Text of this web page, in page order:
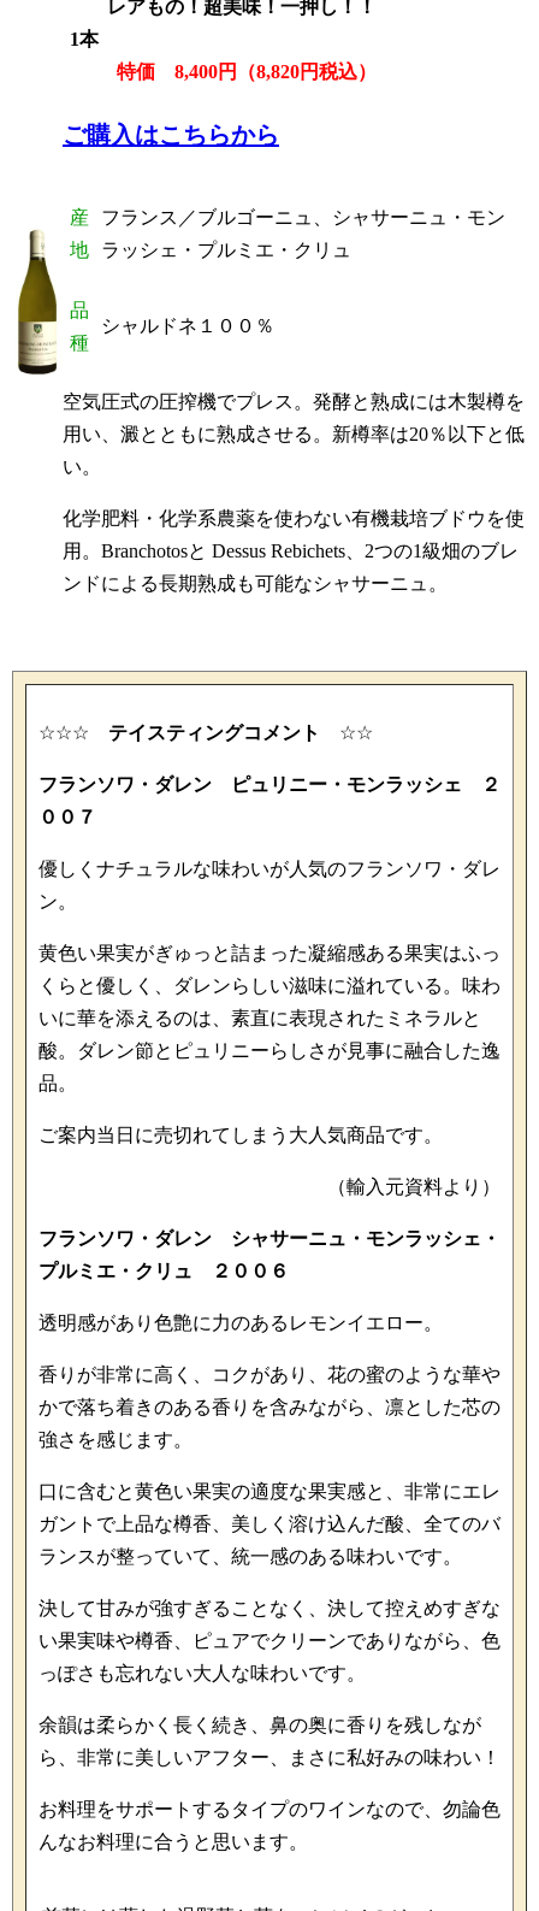
1本
レアもの！超美味！一押し！ ！
特価 8,400円（8,820円税込）
ご購入はこちらから
産
地
フランス／ブルゴーニュ、シャサーニュ・モン
ラッシェ・プルミエ・クリュ
品
種
シャルドネ１００％
空気圧式の圧搾機でプレス。発酵と熟成には木製樽を
用い、澱とともに熟成させる。新樽率は20％以下と低
い。
化学肥料・化学系農薬を使わない有機栽培ブドウを使
用。Branchotosと Dessus Rebichets、2つの1級畑のブレ
ンドによる長期熟成も可能なシャサーニュ。
☆☆☆ テイスティングコメント ☆☆
フランソワ・ダレン ピュリニー・モンラッシェ ２
００７
優しくナチュラルな味わいが人気のフランソワ・ダレ
ン。
黄色い果実がぎゅっと詰まった凝縮感ある果実はふっ
くらと優しく、ダレンらしい滋味に溢れている。味わ
いに華を添えるのは、素直に表現されたミネラルと
酸。ダレン節とピュリニーらしさが見事に融合した逸
品。
ご案内当日に売切れてしまう大人気商品です。
（輸入元資料より）
フランソワ・ダレン シャサーニュ・モンラッシェ・
プルミエ・クリュ ２００６
透明感があり色艶に力のあるレモンイエロー。
香りが非常に高く、コクがあり、花の蜜のような華や
かで落ち着きのある香りを含みながら、凛とした芯の
強さを感じます。
口に含むと黄色い果実の適度な果実感と、非常にエレ
ガントで上品な樽香、美しく溶け込んだ酸、全てのバ
ランスが整っていて、統一感のある味わいです。
決して甘みが強すぎることなく、決して控えめすぎな
い果実味や樽香、ピュアでクリーンでありながら、色
っぽさも忘れない大人な味わいです。
余韻は柔らかく長く続き、鼻の奥に香りを残しなが
ら、非常に美しいアフター、まさに私好みの味わい！
お料理をサポートするタイプのワインなので、勿論色
んなお料理に合うと思います。